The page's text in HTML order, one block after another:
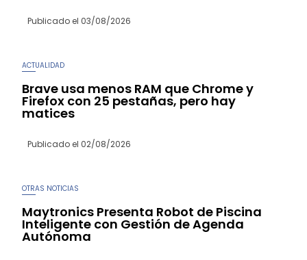
Publicado el 03/08/2026
ACTUALIDAD
Brave usa menos RAM que Chrome y
Firefox con 25 pestañas, pero hay
matices
Publicado el 02/08/2026
OTRAS NOTICIAS
Maytronics Presenta Robot de Piscina
Inteligente con Gestión de Agenda
Autónoma